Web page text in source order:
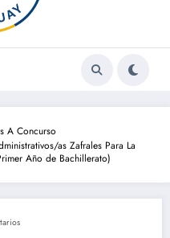
A Concurso
as Zafrales Para La
Año de Bachillerato)